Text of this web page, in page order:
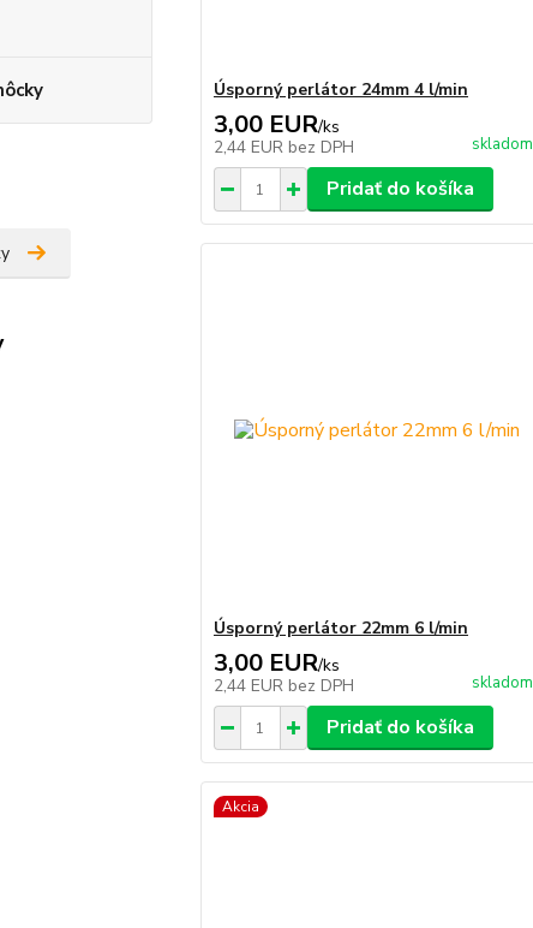
Úsporný perlátor 24mm 4 l/min
3,00 EUR/ks
2,44 EUR bez DPH skladom
Pridať do košíka
Úsporný perlátor 22mm 6 l/min
3,00 EUR/ks
2,44 EUR bez DPH skladom
Pridať do košíka
Akcia